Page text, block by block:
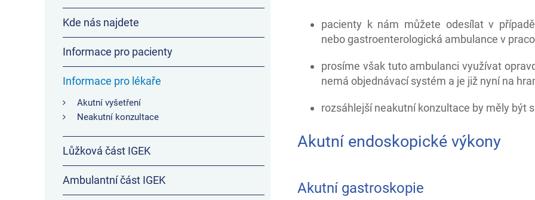
pacienty k nám můžete odesílat v
nebo gastroenterologická ambulance v
prosíme však tuto ambulanci využívat
nemá objednávací systém a je již nyní na
rozsáhlejší neakutní konzultace by měly být
Akutní endoskopické výkony
Akutní gastroskopie
Kde nás najdete
Informace pro pacienty
Informace pro lékaře
Akutní vyšetření
Neakutní konzultace
Lůžková část IGEK
Ambulantní část IGEK